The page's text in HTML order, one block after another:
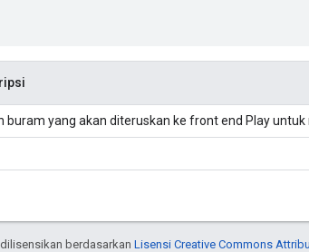
buram yang akan diteruskan ke front end Play
berdasarkan Lisensi Creative Commons